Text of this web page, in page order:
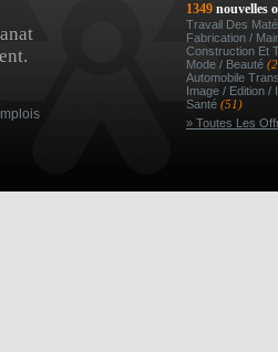
1349 nouvelles
Travail Des
Fabrication /
Construction Et
Mode / Beauté
Automobile
Image / Edition /
Santé (51)
» Toutes Les